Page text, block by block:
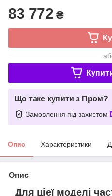
83 772 ₴
Що таке купити з Пром?
Замовлення під захистом
Опис Характеристики
Опис
Для ціеї моделі